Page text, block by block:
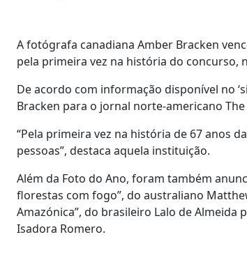
A fotógrafa canadiana Amber Bracken
pela primeira vez na história do
De acordo com informação disponível no
Bracken para o jornal norte-americano
“Pela primeira vez na história de 67 anos
pessoas”, destaca aquela instituição.
Além da Foto do Ano, foram também
florestas com fogo”, do australiano
Amazónica”, do brasileiro Lalo de Almeida
Isadora Romero.